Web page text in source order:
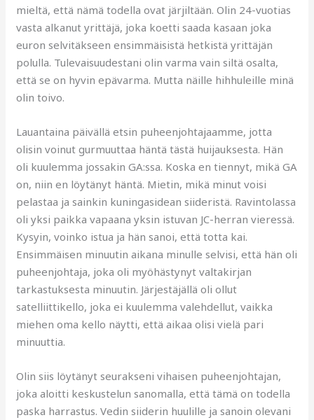
mieltä, että nämä todella ovat järjiltään. Olin 24-vuotias
vasta alkanut yrittäjä, joka koetti saada kasaan joka
euron selvitäkseen ensimmäisistä hetkistä yrittäjän
polulla. Tulevaisuudestani olin varma vain siltä osalta,
että se on hyvin epävarma. Mutta näille hihhuleille minä
olin toivo.
Lauantaina päivällä etsin puheenjohtajaamme, jotta
olisin voinut gurmuuttaa häntä tästä huijauksesta. Hän
oli kuulemma jossakin GA:ssa. Koska en tiennyt, mikä GA
on, niin en löytänyt häntä. Mietin, mikä minut voisi
pelastaa ja sainkin kuningasidean siideristä. Ravintolassa
oli yksi paikka vapaana yksin istuvan JC-herran vieressä.
Kysyin, voinko istua ja hän sanoi, että totta kai.
Ensimmäisen minuutin aikana minulle selvisi, että hän oli
puheenjohtaja, joka oli myöhästynyt valtakirjan
tarkastuksesta minuutin. Järjestäjällä oli ollut
satelliittikello, joka ei kuulemma valehdellut, vaikka
miehen oma kello näytti, että aikaa olisi vielä pari
minuuttia.
Olin siis löytänyt seurakseni vihaisen puheenjohtajan,
joka aloitti keskustelun sanomalla, että tämä on todella
paska harrastus. Vedin siiderin huulille ja sanoin olevani